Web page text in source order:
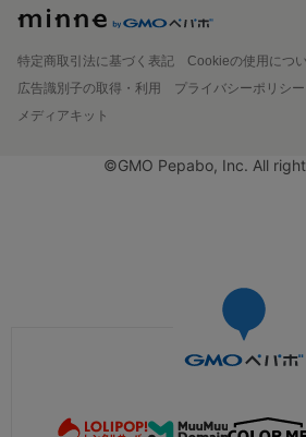
特定商取引法に基づく表記
Cookieの使用につ
広告識別子の取得・利用
プライバシーポリシー
メディアキット
©GMO Pepabo, Inc. All